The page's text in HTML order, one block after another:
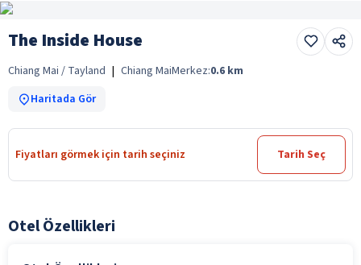
The Inside House
Chiang Mai / Tayland | Chiang MaiMerkez:0.6 km
Haritada Gör
Fiyatları görmek için tarih seçiniz Tarih Seç
Otel Özellikleri